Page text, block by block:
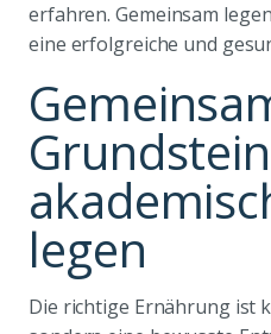
erfahren. Gemeinsam
eine erfolgreiche und
legen
Die richtige Ernährung ist